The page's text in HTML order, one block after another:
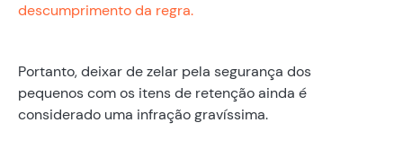
descumprimento da regra.
Portanto, deixar de zelar pela segurança dos
pequenos com os itens de retenção ainda é
considerado uma infração gravíssima.